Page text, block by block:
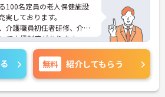
100名定員の老人保健施設
しております。
介護職員初任者研修、介護
て支援制度があります。
る介護福祉士を養成する専
強会を開校しております。
・看護等の経験はもちろ
年数も考慮致します。
無料 紹介してもらう